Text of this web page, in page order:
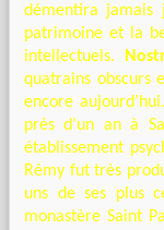
démentira jamais
patrimoine et la
intellectuels.
quatrains obscurs
encore
près d’un an à
établissement
Rémy fut très
uns de ses plus
monastère Saint